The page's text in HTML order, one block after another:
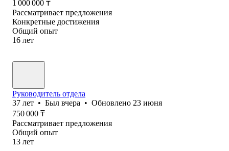
1 000 000 ₸
Рассматривает предложения
Конкретные достижения
Общий опыт
16 лет
Руководитель отдела
37 лет • Был вчера • Обновлено 23 июня
750 000 ₸
Рассматривает предложения
Общий опыт
13 лет